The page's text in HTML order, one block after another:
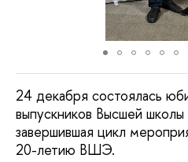
24 декабря состоялась
выпускников Высшей
завершившая цикл
20-летию ВШЭ.